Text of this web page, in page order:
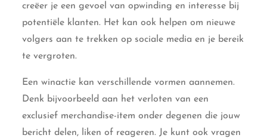
creëer je een gevoel van opwinding en interesse bij
potentiële klanten. Het kan ook helpen om nieuwe
volgers aan te trekken op sociale media en je bereik
te vergroten.
Een winactie kan verschillende vormen aannemen.
Denk bijvoorbeeld aan het verloten van een
exclusief merchandise-item onder degenen die jouw
bericht delen, liken of reageren. Je kunt ook vragen